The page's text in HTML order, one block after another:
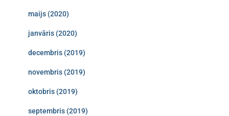
maijs (2020)
janvāris (2020)
decembris (2019)
novembris (2019)
oktobris (2019)
septembris (2019)